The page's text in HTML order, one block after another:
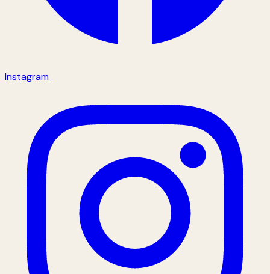
Instagram